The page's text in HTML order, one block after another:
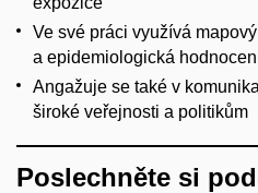
Ve své práci využívá
a epidemiologická
Angažuje se také v
široké veřejnosti a politikům
Poslechněte si